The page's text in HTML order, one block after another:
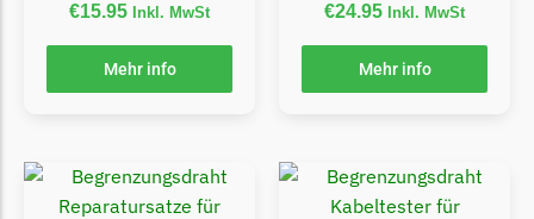
Begrenzungsdraht
€15.95 Inkl. MwSt
Mehr info
€24.95 Inkl. MwSt
Mehr info